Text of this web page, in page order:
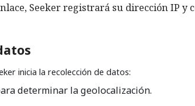
Seeker registrará su dirección IP y
inicia la recolección de datos:
determinar la geolocalización.